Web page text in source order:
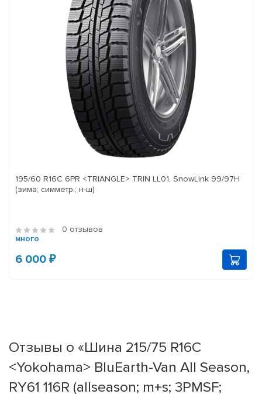
195/60 R16C 6PR <TRIANGLE> TRIN LL01, SnowLink 99/97H
(зима; симметр.; н-ш)
0 отзывов
много
6 000 ₽
Отзывы о «Шина 215/75 R16C
<Yokohama> BluEarth-Van All Season,
RY61 116R (allseason; m+s; 3PMSF;